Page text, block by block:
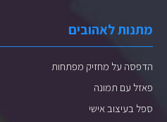
מתנות לאהובים
הדפסה על מחזיק מפתחות
פאזל עם תמונה
ספל בעיצוב אישי